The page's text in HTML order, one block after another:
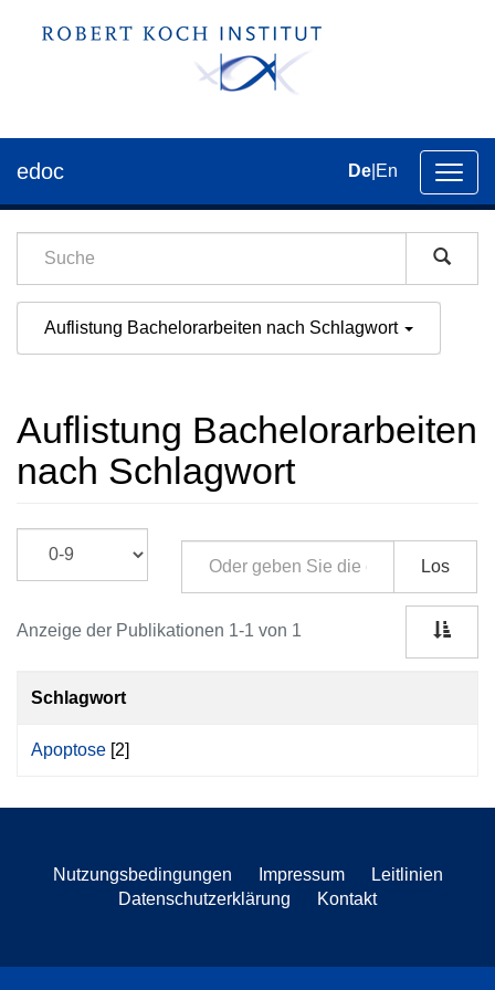
der
edoc De En
Auflistung Bachelorarbeiten nach Schlagwort
Auflistung Bachelorarbeiten
nach Schlagwort
Los
Anzeige der Publikationen 1-1 von 1
Schlagwort
Apoptose [2]
Nutzungsbedingungen Impressum
Leitlinien
Datenschutzerklärung
Kontakt